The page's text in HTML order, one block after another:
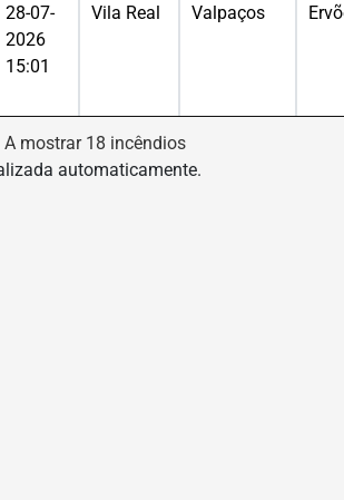
28-07-
2026
15:01
Vila Real Valpaços
A mostrar 18 incêndios
automaticamente.